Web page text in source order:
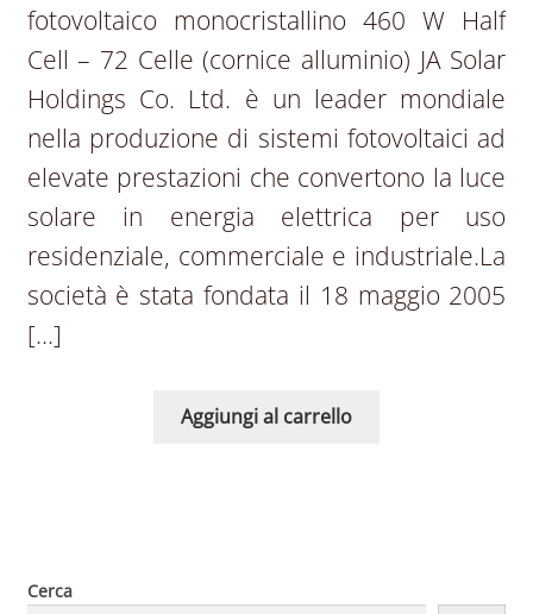
fotovoltaico monocristallino 460 W Half
Cell – 72 Celle (cornice alluminio) JA Solar
Holdings Co. Ltd. è un leader mondiale
nella produzione di sistemi fotovoltaici ad
elevate prestazioni che convertono la luce
solare in energia elettrica per uso
residenziale, commerciale e industriale.La
società è stata fondata il 18 maggio 2005
[…]
Aggiungi al carrello
Cerca